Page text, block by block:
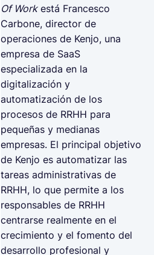
Of Workestá Francesco
Carbone, director de
operaciones de Kenjo, una
empresa de SaaS
especializada en la
digitalización y
automatización de los
procesos de RRHH para
pequeñas y medianas
empresas. El principal objetivo
de Kenjo es automatizar las
tareas administrativas de
RRHH, lo que permite a los
responsables de RRHH
centrarse realmente en el
crecimiento y el fomento del
desarrollo profesional y